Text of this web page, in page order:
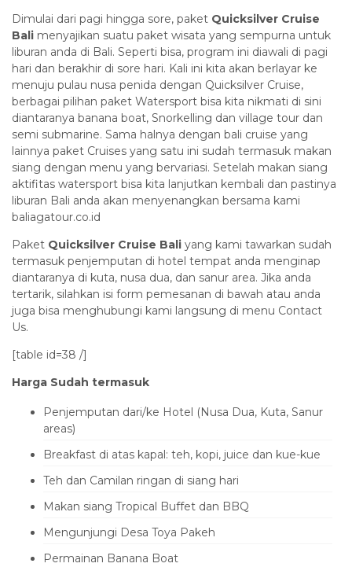
Dimulai dari pagi hingga sore, paket Quicksilver Cruise
Bali menyajikan suatu paket wisata yang sempurna untuk
liburan anda di Bali. Seperti bisa, program ini diawali di pagi
hari dan berakhir di sore hari. Kali ini kita akan berlayar ke
menuju pulau nusa penida dengan Quicksilver Cruise,
berbagai pilihan paket Watersport bisa kita nikmati di sini
diantaranya banana boat, Snorkelling dan village tour dan
semi submarine. Sama halnya dengan bali cruise yang
lainnya paket Cruises yang satu ini sudah termasuk makan
siang dengan menu yang bervariasi. Setelah makan siang
aktifitas watersport bisa kita lanjutkan kembali dan pastinya
liburan Bali anda akan menyenangkan bersama kami
baliagatour.co.id
Paket Quicksilver Cruise Bali yang kami tawarkan sudah
termasuk penjemputan di hotel tempat anda menginap
diantaranya di kuta, nusa dua, dan sanur area. Jika anda
tertarik, silahkan isi form pemesanan di bawah atau anda
juga bisa menghubungi kami langsung di menu Contact
Us.
[table id=38 /]
Harga Sudah termasuk
Penjemputan dari/ke Hotel (Nusa Dua, Kuta, Sanur
areas)
Breakfast di atas kapal: teh, kopi, juice dan kue-kue
Teh dan Camilan ringan di siang hari
Makan siang Tropical Buffet dan BBQ
Mengunjungi Desa Toya Pakeh
Permainan Banana Boat